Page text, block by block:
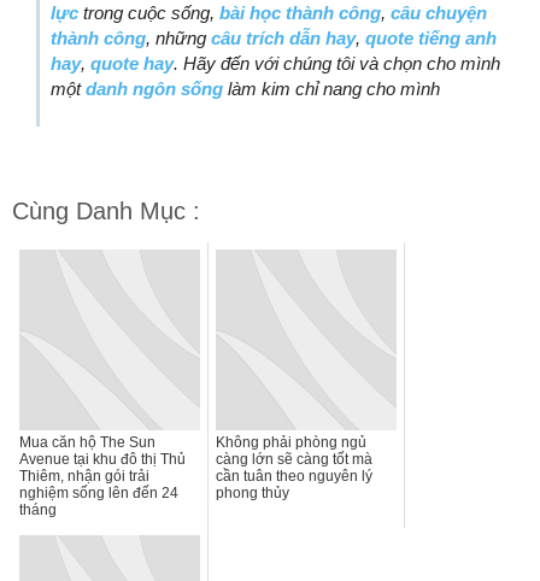
lực trong cuộc sống, bài học thành công, câu chuyện
thành công, những câu trích dẫn hay, quote tiếng anh
hay, quote hay. Hãy đến với chúng tôi và chọn cho mình
mộtdanh ngôn sống làm kim chỉ nang cho mình
Cùng Danh Mục :
Mua căn hộ The Sun
Avenue tại khu đô thị Thủ
Thiêm, nhận gói trải
nghiệm sống lên đến 24
tháng
Không phải phòng ngủ
càng lớn sẽ càng tốt mà
cần tuân theo nguyên lý
phong thủy